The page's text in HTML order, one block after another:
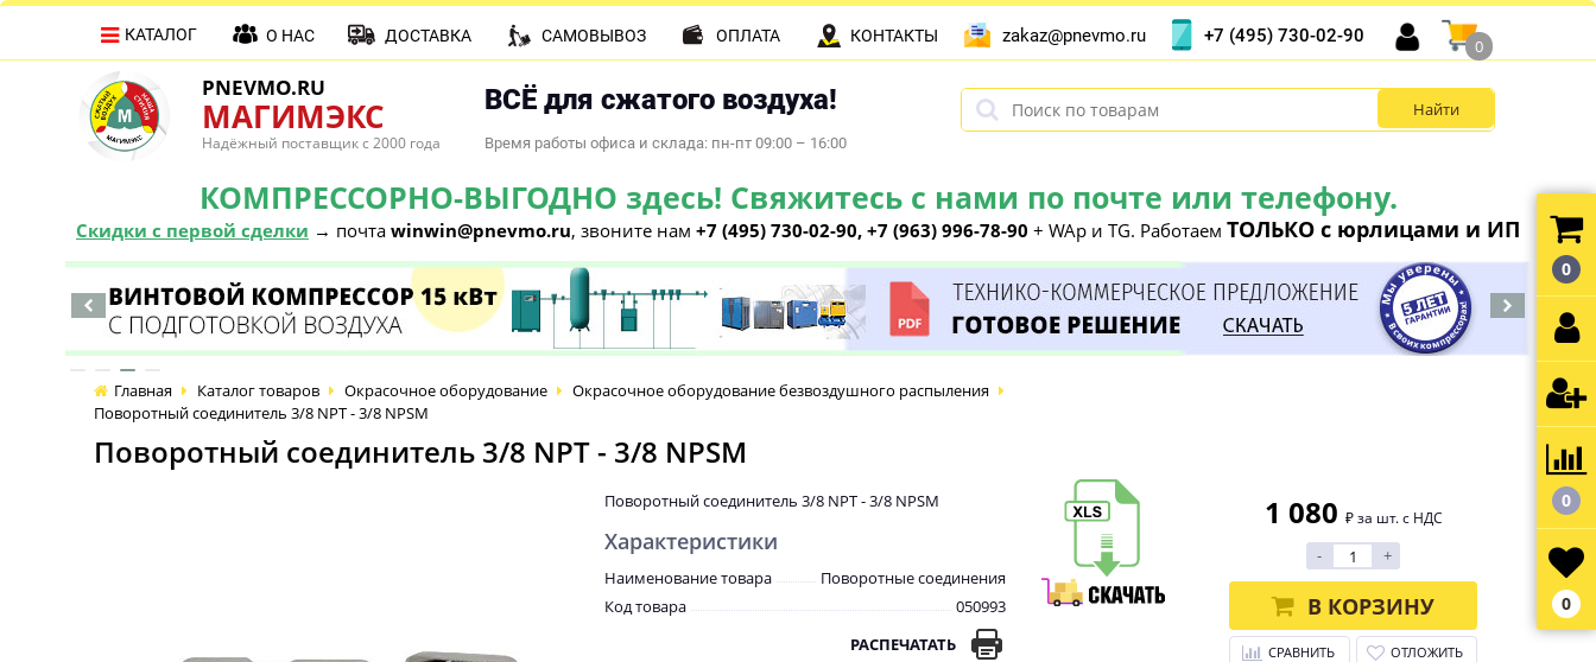
PNEVMO.RU
МАГИМЭКС
Надёжный поставщик с 2000 года
ВСЁ для сжатого воздуха!
Время работы офиса и склада: пн-пт 09:00 – 16:00
КОМПРЕССОРНО-ВЫГОДНО здесь! Свяжитесь с нами по почте или телефону.
Скидки с первой сделки → почта winwin@pnevmo.ru, звоните нам +7 (495) 730-02-90, +7 (963) 996-78-90 + WAp и TG. Работаем ТОЛЬКО с юрлицами и ИП
КАТАЛОГ О НАС ДОСТАВКА САМОВЫВОЗ ОПЛАТА КОНТАКТЫ zakaz@pnevmo.ru +7 (495) 730-02-90
0
Главная Каталог товаров Окрасочное оборудование
Окрасочное оборудование безвоздушного распыления
Поворотный соединитель 3/8 NPT - 3/8 NPSM
Поворотный соединитель 3/8 NPT - 3/8 NPSM
Поворотный соединитель 3/8 NPT - 3/8 NPSM
Характеристики
Наименование товара
Поворотные соединения
Код товара
050993
РАСПЕЧАТАТЬ
1 080 ₽ за шт. с НДС
- +
В КОРЗИНУ
СРАВНИТЬ ОТЛОЖИТЬ
0
0
0